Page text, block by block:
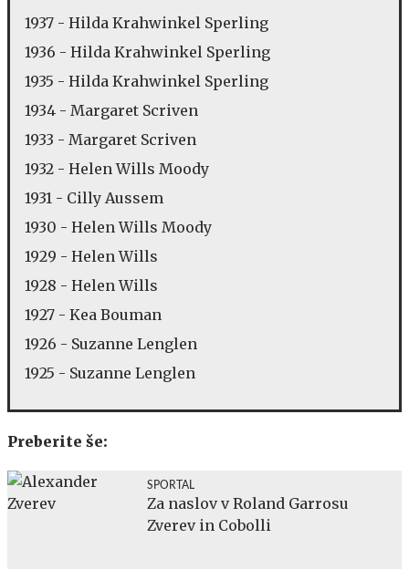
1937 - Hilda Krahwinkel Sperling
1936 - Hilda Krahwinkel Sperling
1935 - Hilda Krahwinkel Sperling
1934 - Margaret Scriven
1933 - Margaret Scriven
1932 - Helen Wills Moody
1931 - Cilly Aussem
1930 - Helen Wills Moody
1929 - Helen Wills
1928 - Helen Wills
1927 - Kea Bouman
1926 - Suzanne Lenglen
1925 - Suzanne Lenglen
Preberite še:
SPORTAL
Za naslov v Roland Garrosu
Zverev in Cobolli